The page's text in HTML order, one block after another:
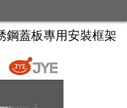
鋼蓋板專用安裝框架